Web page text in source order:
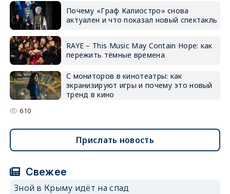
Почему «Граф Калиостро» снова
актуален и что показал новый спектакль
RAYE – This Music May Contain Hope: как
пережить тёмные времена
С мониторов в кинотеатры: как
экранизируют игры и почему это новый
тренд в кино
610
Прислать новость
Свежее
Зной в Крыму идёт на спад